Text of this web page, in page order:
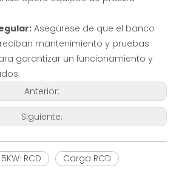
Asegúrese de que el banco
mantenimiento y pruebas
garantizar un funcionamiento y
Anterior:
Siguiente:
RCD
Carga RCD